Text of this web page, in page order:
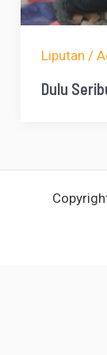
Liputan /
Dulu